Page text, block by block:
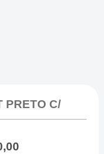
PRETO C/